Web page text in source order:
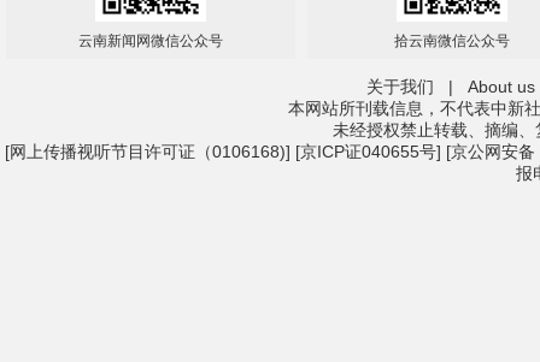
云南新闻网微信公众号 拾云南微信公众号
关于我们 | About us
本网站所刊载信息，不代表中新
未经授权禁止转载、摘编
[网上传播视听节目许可证（0106168)] [京ICP证040655号] [京公网安
报